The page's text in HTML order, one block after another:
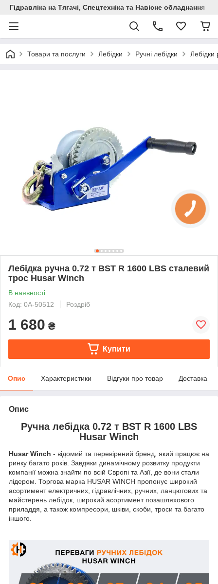
Гідравліка на Тягачі, Спецтехніка та Навісне обладнання
Товари та послуги Лебідки Ручні лебідки Лебідки
Лебідка ручна 0.72 т BST R 1600 LBS сталевий
трос Husar Winch
В наявності
Код: 0А-50512
Роздріб
1 680 ₴
Купити
Опис Характеристики Відгуки про товар Доставка
Опис
Ручна лебідка 0.72 т BST R 1600 LBS
Husar Winch
Husar Winch - відомий та перевірений бренд, який працює на
ринку багато років. Завдяки динамічному розвитку продукти
компанії можна знайти по всій Європі та Азії, де вони стали
лідером. Торгова марка HUSAR WINCH пропонує широкий
асортимент електричних, гідравлічних, ручних, ланцюгових та
майстерень лебідок, широкий асортимент позашляхового
приладдя, а також компресори, шківи, скоби, троси та багато
іншого.